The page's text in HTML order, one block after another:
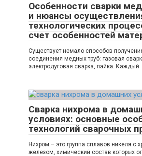
Особенности сварки
и нюансы
технологических
счет особенностей
Существует немало способов
соединения медных труб: газовая
электродуговая сварка, пайка. Каждый
Сварка нихрома в
условиях: основные
технологий сварочных
Нихром – это группа сплавов никеля с
железом, химический состав которых